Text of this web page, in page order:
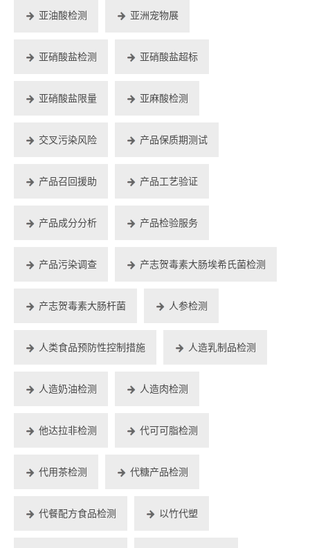
亚油酸检测 亚洲宠物展
亚硝酸盐检测 亚硝酸盐超标
亚硝酸盐限量 亚麻酸检测
交叉污染风险 产品保质期测试
产品召回援助 产品工艺验证
产品成分分析 产品检验服务
产品污染调查 产志贺毒素大肠埃希氏菌检测
产志贺毒素大肠杆菌 人参检测
人类食品预防性控制措施 人造乳制品检测
人造奶油检测 人造肉检测
他达拉非检测 代可可脂检测
代用茶检测 代糖产品检测
代餐配方食品检测 以竹代塑